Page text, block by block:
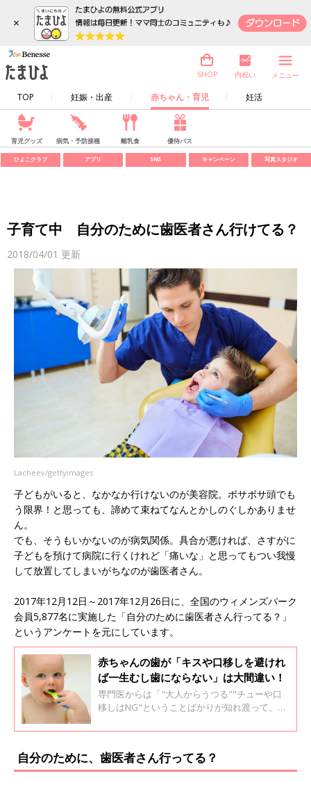
×
TOP 妊娠・出産 赤ちゃん・育児 妊活
SHOP 内祝い メニュー
育児グッズ 病気・予防接種 離乳食 優待パス
ひよこクラブ アプリ SNS キャンペーン 写真スタジオ
子育て中 自分のために歯医者さん行けてる？
2018/04/01 更新
Lacheev/gettyimages
子どもがいると、なかなか行けないのが美容院。ボサボサ頭でも
う限界！と思っても、諦めて束ねてなんとかしのぐしかありませ
ん。
でも、そうもいかないのが病気関係。具合が悪ければ、さすがに
子どもを預けて病院に行くけれど「痛いな」と思ってもつい我慢
して放置してしまいがちなのが歯医者さん。
2017年12月12日～2017年12月26日に、全国のウィメンズパーク
会員5,877名に実施した「自分のために歯医者さん行ってる？」
というアンケートを元にしています。
赤ちゃんの歯が「キスや口移しを避けれ
ば一生むし歯にならない」は大間違い！
専門医からは「"大人からうつる""チューや口
移しはNG"ということばかりが知れ渡って、大
う声も。そこで小児歯科専門の歯科医師、坂部
て聞いてみました。
自分のために、歯医者さん行ってる？